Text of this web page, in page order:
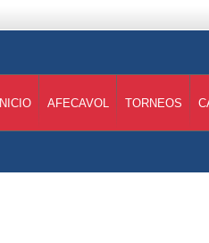
INICIO AFECAVOL TORNEOS